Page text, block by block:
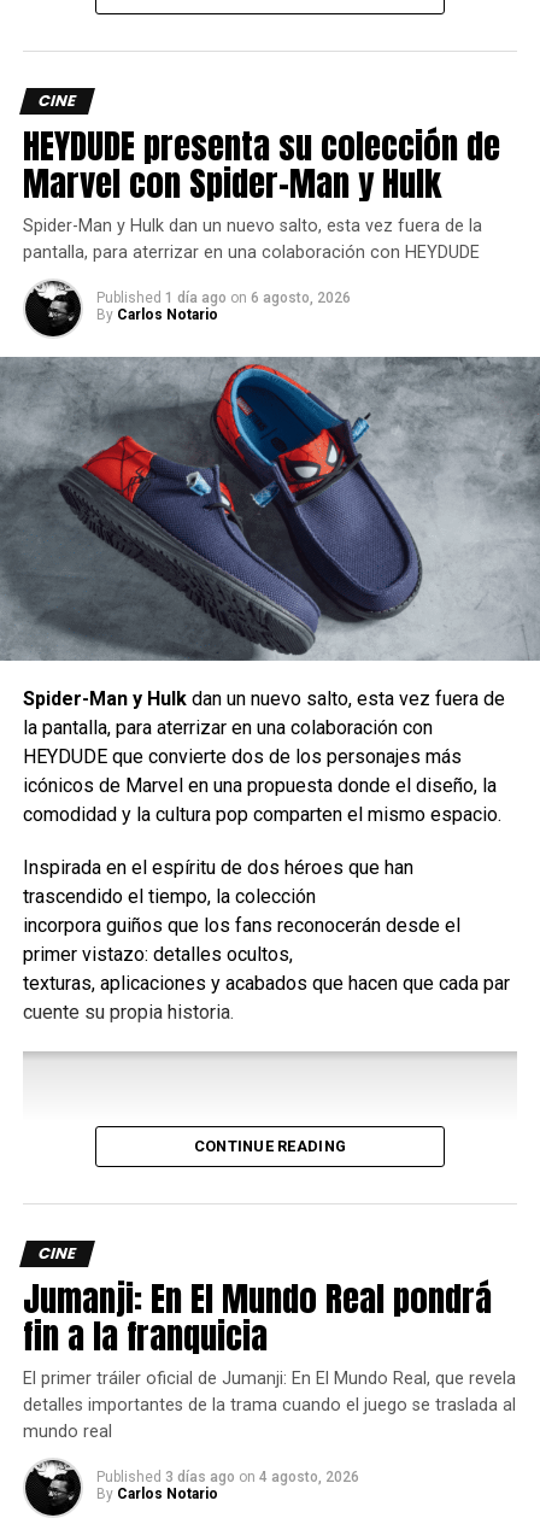
comments
RELATED TOPICS: CINE PELÍCULAS
RENTAS
WARNER
UP NEXT
The Legend of Zelda: Echoes of Wisdom nos
presenta el Mundo Vacío
DON'T MISS
Visions of Mana finalmente está disponible
Carlos Notario
, Noche sin paz 2vuelve a estar dirigida por el cineasta
noruego Tommy Wirkola (Kill Buljo: The Movie
Snow,Kurt Josef Wagle and the Legend of the Fjord
Witch, Hansel & Gretel: Witch Hunters
vs. Dead ,What Happened to Monday, The Trip).
país a partir del 4 de diciembre.
El éxito detrás de la primer Noche
sin paz
Noche de paz (Violent Night) se consolidó como un éxito
sorpresa en el cine de acción navideño gracias a su
propuesta audaz y desenfadada.
La película redefine el espíritu festivo al presentar a un
Santa Claus alcohólico y desencantado, interpretado de
forma magistral por David Harbour, que debe rescatar a
una familia adinerada de un grupo de mercenarios
CINE
HEYDUDE presenta su colección de
Marvel con Spider-Man y Hulk
Spider-Man y Hulk dan un nuevo salto, esta vez fuera de la
pantalla, para aterrizar en una colaboración con HEYDUDE
Published 1 día ago on 6 agosto, 2026
By Carlos Notario
Spider-Man y Hulkdan un nuevo salto, esta vez fuera de
la pantalla, para aterrizar en una colaboración con
HEYDUDE que convierte dos de los personajes más
icónicos de Marvel en una propuesta donde el diseño, la
comodidad y la cultura pop comparten el mismo espacio.
Inspirada en el espíritu de dos héroes que han
trascendido el tiempo, la colección
incorpora guiños que los fans reconocerán desde el
primer vistazo: detalles ocultos,
texturas, aplicaciones y acabados que hacen que cada par
cuente su propia historia.
CONTINUE READING
CINE
Jumanji: En El Mundo Real pondrá
fin a la franquicia
El primer tráiler oficial de Jumanji: En El Mundo Real, que revela
detalles importantes de la trama cuando el juego se traslada al
mundo real
Published 3 días ago on 4 agosto, 2026
By Carlos Notario